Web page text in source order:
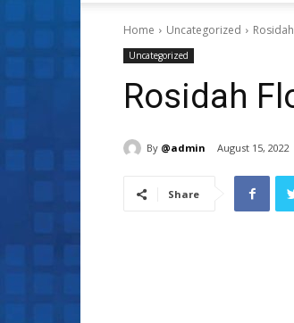
Home Uncategorized
Uncategorized
Rosidah
By @admin August 15, 2022
Share